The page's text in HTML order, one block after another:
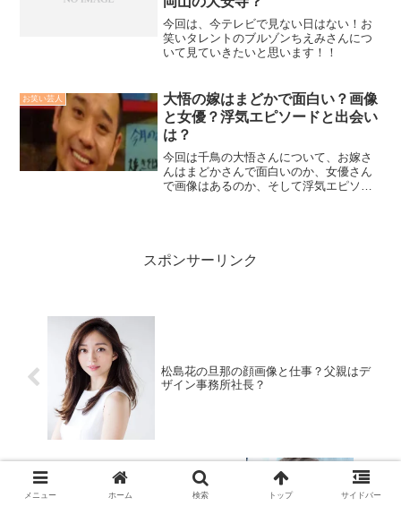
今回は、今テレビで見ない日はない！お
笑いタレントのブルゾンちえみさんにつ
いて見ていきたいと思います！！
お笑い芸人
大悟の嫁はまどかで面白い？画像
と女優？浮気エピソードと出会い
は？
今回は千鳥の大悟さんについて、お嫁さ
んはまどかさんで面白いのか、女優さん
で画像はあるのか、そして浮気エピソー
スポンサーリンク
松島花の旦那の顔画像と仕事？父親はデ
ザイン事務所社長？
メニュー ホーム 検索 トップ サイドバー